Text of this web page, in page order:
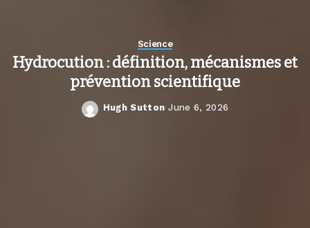
Science
Hydrocution : définition, mécanismes et
prévention scientifique
Posted
Hugh Sutton June 6, 2026